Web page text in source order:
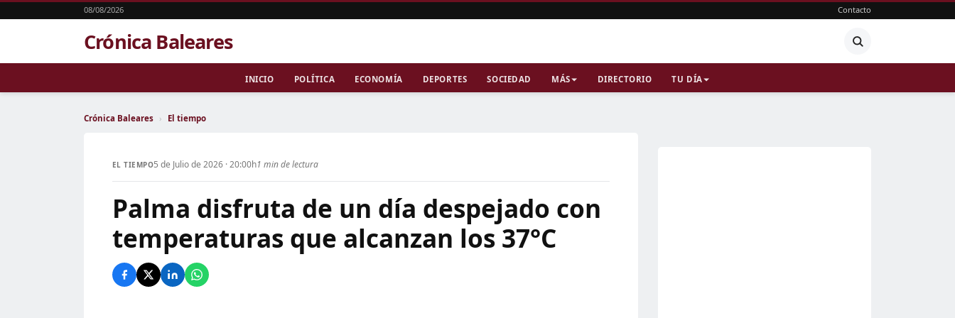
08/08/2026 Contacto
Crónica Baleares
INICIO POLÍTICA ECONOMÍA DEPORTES SOCIEDAD MÁS DIRECTORIO TU DÍA
Crónica Baleares › El tiempo
EL TIEMPO5 de Julio de 2026 · 20:00h1 min de lectura
Palma disfruta de un día despejado con
temperaturas que alcanzan los 37°C